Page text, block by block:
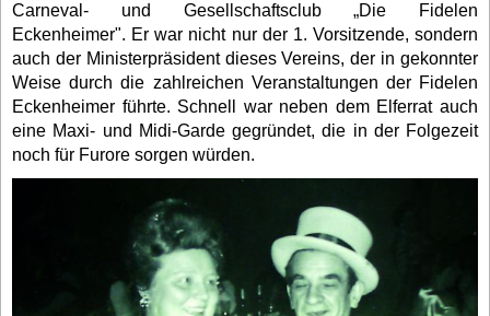
Carneval- und Gesellschaftsclub „Die Fidelen
Eckenheimer". Er war nicht nur der 1. Vorsitzende, sondern
auch der Ministerpräsident dieses Vereins, der in gekonnter
Weise durch die zahlreichen Veranstaltungen der Fidelen
Eckenheimer führte. Schnell war neben dem Elferrat auch
eine Maxi- und Midi-Garde gegründet, die in der Folgezeit
noch für Furore sorgen würden.